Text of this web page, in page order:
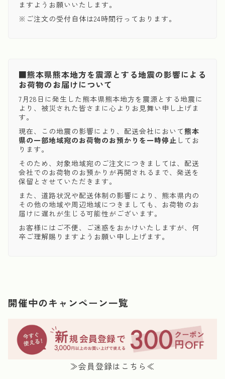
ますようお願いいたします。
※ご注文の受付自体は24時間行っております。
■熊本県熊本地方を震源とする地震の影響による
お荷物のお届けについて
7月28日に発生した熊本県熊本地方を震源とする地震に
より、被災された皆さまに心よりお見舞い申し上げま
す。
現在、この地震の影響により、配送会社において熊本
県の一部地域宛のお荷物のお預かりを一時停止 してお
ります。
そのため、対象地域宛のご注文につきましては、配送
会社でのお荷物のお預かりが再開されるまで、発送を
保留とさせていただきます。
また、道路状況や配送体制の影響により、熊本県内の
その他の地域や周辺地域につきましても、お荷物のお
届けに遅れが生じる可能性がございます。
お客様にはご不便、ご迷惑をおかけいたしますが、何
卒ご理解賜りますようお願い申し上げます。
開催中のキャンペーン一覧
≫会員登録はこちら≪